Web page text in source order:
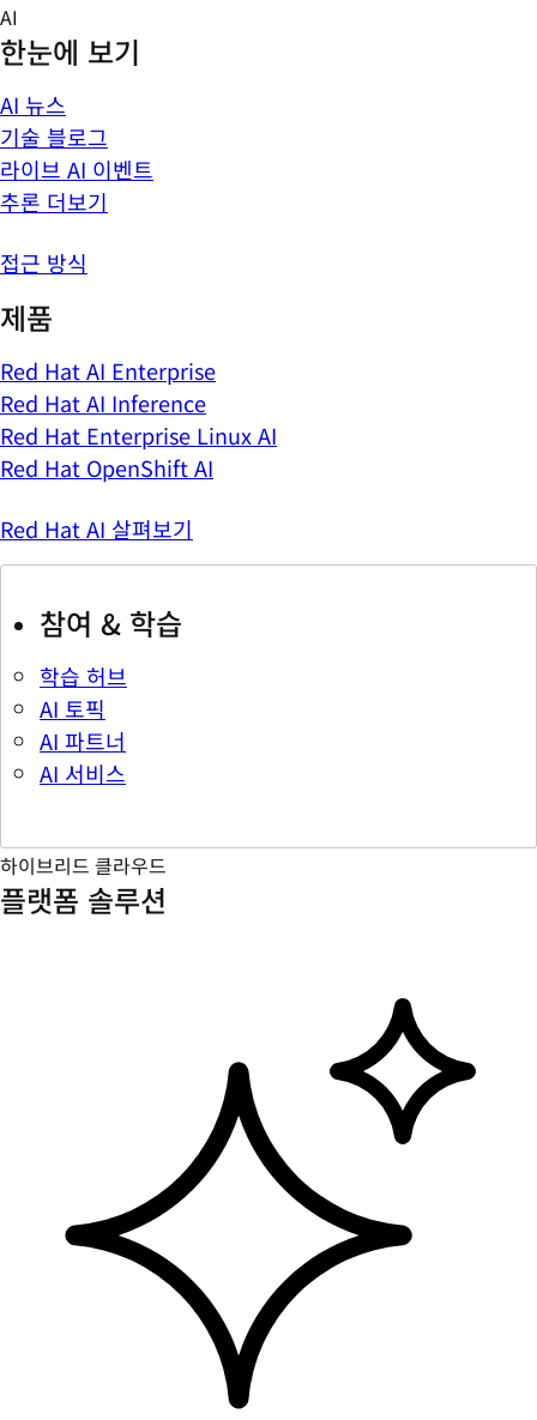
Skip
to
content
AI
한눈에 보기
AI 뉴스
기술 블로그
라이브 AI 이벤트
추론 더보기
접근 방식
제품
Red Hat AI Enterprise
Red Hat AI Inference
Red Hat Enterprise Linux AI
Red Hat OpenShift AI
Red Hat AI 살펴보기
참여 & 학습
학습 허브
AI 토픽
AI 파트너
AI 서비스
하이브리드 클라우드
플랫폼 솔루션